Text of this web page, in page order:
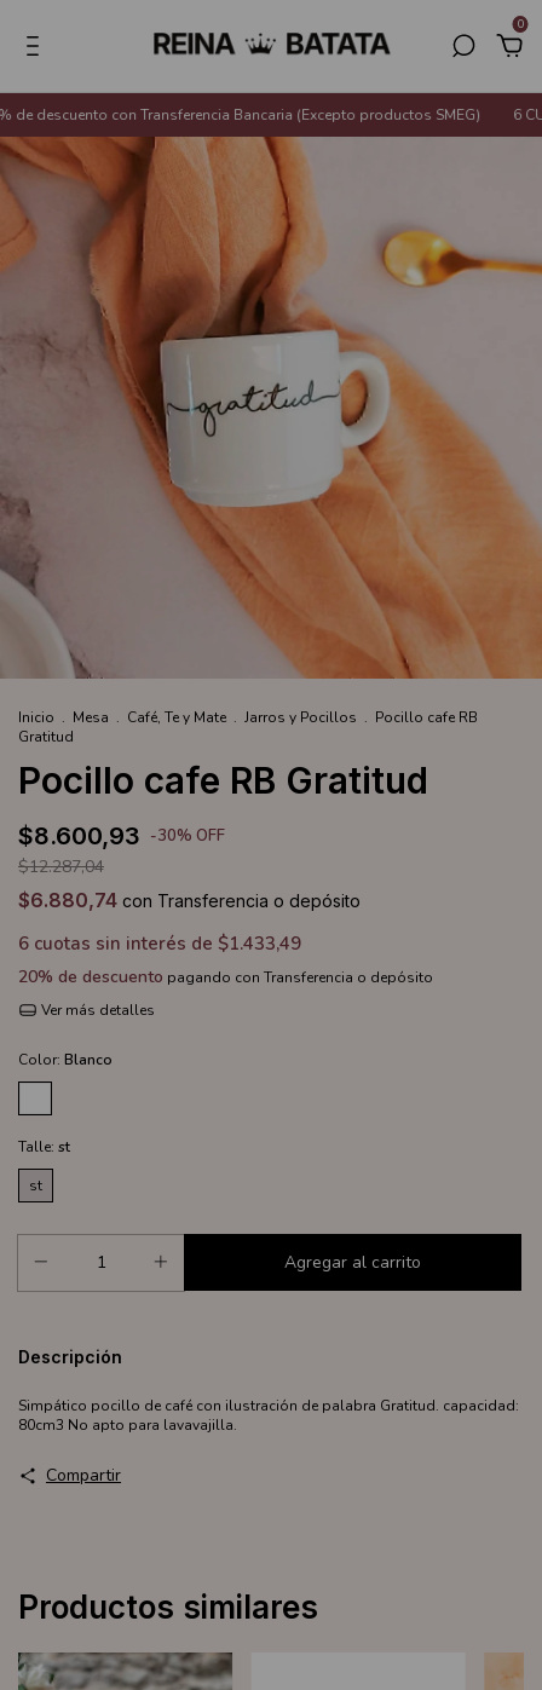
0
de descuento con Transferencia Bancaria (Excepto productos SMEG) 6
Inicio . Mesa . Café, Te y Mate . Jarros y Pocillos . Pocillo cafe RB
Gratitud
Pocillo cafe RB Gratitud
$8.600,93 -30% OFF
$12.287,04
$6.880,74 con Transferencia o depósito
6 cuotas sin interés de $1.433,49
20% de descuento pagando con Transferencia o depósito
Ver más detalles
Color: Blanco
Talle: st
st
Descripción
Simpático pocillo de café con ilustración de palabra Gratitud. capacidad:
80cm3 No apto para lavavajilla.
Compartir
Productos similares